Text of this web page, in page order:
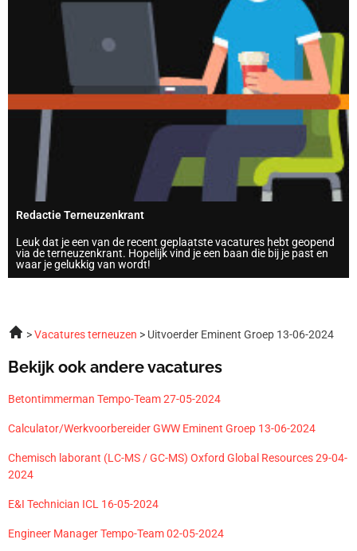
Redactie Terneuzenkrant
Leuk dat je een van de recent geplaatste vacatures hebt geopend
via de terneuzenkrant. Hopelijk vind je een baan die bij je past en
waar je gelukkig van wordt!
Vacatures terneuzen Uitvoerder Eminent Groep 13-06-2024
Bekijk ook andere vacatures
Betontimmerman Tempo-Team 27-05-2024
Calculator/Werkvoorbereider GWW Eminent Groep 13-06-2024
Chemisch laborant (LC-MS / GC-MS) Oxford Global Resources 29-04-
2024
E&I Technician ICL 16-05-2024
Engineer Manager Tempo-Team 02-05-2024